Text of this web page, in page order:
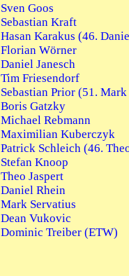
Sven Goos
Sebastian Kraft
Hasan Karakus (46.
Florian Wörner
Daniel Janesch
Tim Friesendorf
Sebastian Prior (51.
Boris Gatzky
Michael Rebmann
Maximilian Kuberczyk
Patrick Schleich (46.
Stefan Knoop
Theo Jaspert
Daniel Rhein
Mark Servatius
Dean Vukovic
Dominic Treiber (ETW)